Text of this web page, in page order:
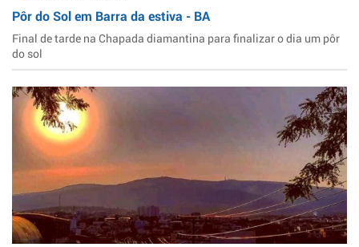
Pôr do Sol em Barra da estiva - BA
Final de tarde na Chapada diamantina para finalizar o dia um pôr
do sol